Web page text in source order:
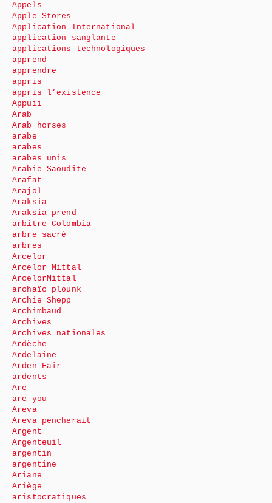
Appels
Apple Stores
Application International
application sanglante
applications technologiques
apprend
apprendre
appris
appris l’existence
Appuii
Arab
Arab horses
arabe
arabes
arabes unis
Arabie Saoudite
Arafat
Arajol
Araksia
Araksia prend
arbitre Colombia
arbre sacré
arbres
Arcelor
Arcelor Mittal
ArcelorMittal
archaïc plounk
Archie Shepp
Archimbaud
Archives
Archives nationales
Ardèche
Ardelaine
Arden Fair
ardents
Are
are you
Areva
Areva pencherait
Argent
Argenteuil
argentin
argentine
Ariane
Ariège
aristocratiques